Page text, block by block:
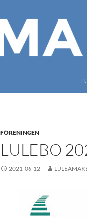
FÖRENINGEN
LULEBO
2021-06-12